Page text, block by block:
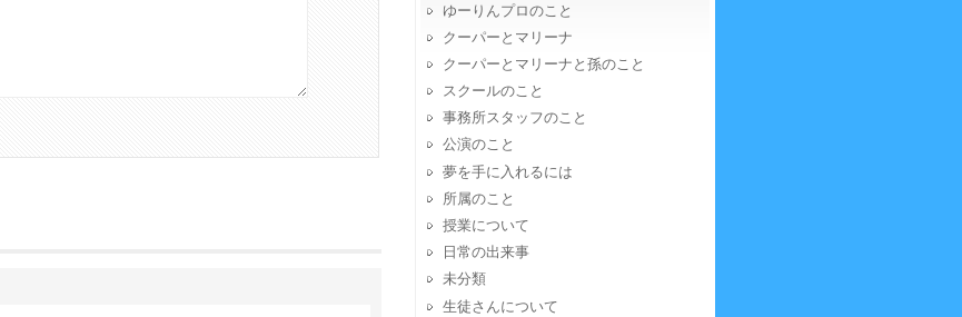
ゆーりんプロのこと
クーパーとマリーナ
クーパーとマリーナと孫のこと
スクールのこと
事務所スタッフのこと
公演のこと
夢を手に入れるには
所属のこと
授業について
日常の出来事
未分類
生徒さんについて